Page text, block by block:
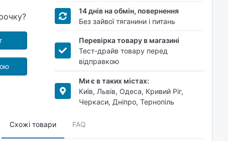
14 днів на обмін, повернення
Без зайвої тяганини і питань
Перевірка товару в магазині
Тест-драйв товару перед
відправкою
Ми є в таких містах:
Київ, Львів, Одеса, Кривий Ріг,
Черкаси, Дніпро, Тернопіль
Схожі товари FAQ